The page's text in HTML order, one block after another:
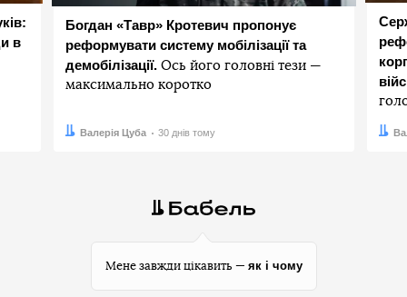
в
Богдан «Тавр» Кротевич пропонує
реформувати систему мобілізації та
демобілізації. Ось його головні тези —
максимально коротко
Автор:
Валерія Цуба
Дата: 30 днів тому Дата:
Мене завжди цікавить — як і чому